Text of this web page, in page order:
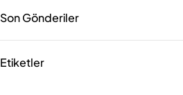
Son Gönderiler
Etiketler